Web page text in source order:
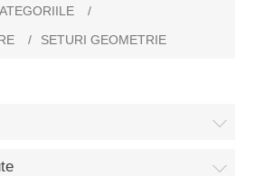
/
/ SETURI GEOMETRIE